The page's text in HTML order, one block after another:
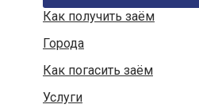
Как получить заём
Города
Как погасить заём
Услуги